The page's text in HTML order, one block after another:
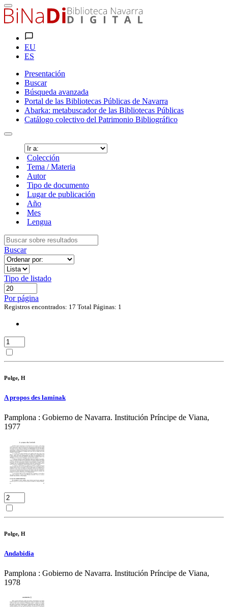
EU
ES
Presentación
Buscar
Búsqueda avanzada
Portal de las Bibliotecas Públicas de Navarra
Abarka: metabuscador de las Bibliotecas Públicas
Catálogo colectivo del Patrimonio Bibliográfico
Colección
Tema / Materia
Autor
Tipo de documento
Lugar de publicación
Año
Mes
Lengua
Buscar
Tipo de listado
Por página
Registros encontrados: 17 Total Páginas: 1
Polge, H
A propos des laminak
Pamplona : Gobierno de Navarra. Institución Príncipe de Viana,
1977
Polge, H
Andabidia
Pamplona : Gobierno de Navarra. Institución Príncipe de Viana,
1978